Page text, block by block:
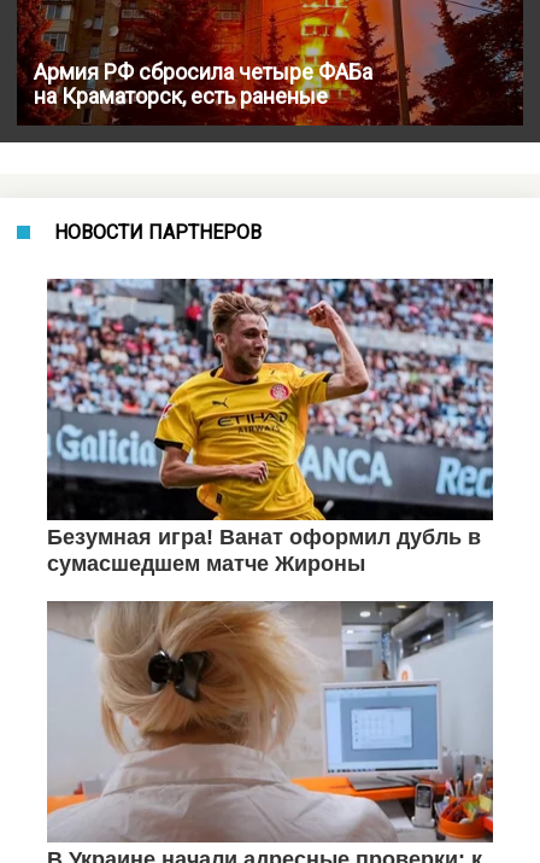
Армия РФ сбросила четыре ФАБа
на Краматорск, есть раненые
НОВОСТИ ПАРТНЕРОВ